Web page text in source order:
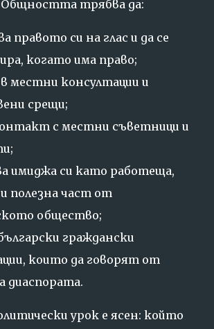
Общността трябва да:
правото си на глас и да се
когато има право;
местни консултации и
срещи;
с местни съветници и
имиджа си като работеща,
полезна част от
общество;
граждански
които да говорят от
диаспората.
урок е ясен: който